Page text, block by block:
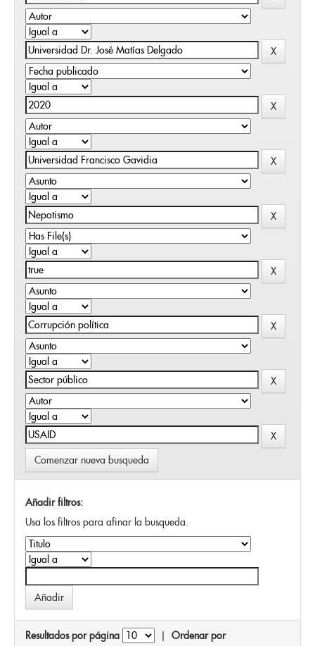
Comenzar nueva busqueda
Añadir filtros:
Usa los filtros para afinar la busqueda.
Resultados por página | Ordenar por